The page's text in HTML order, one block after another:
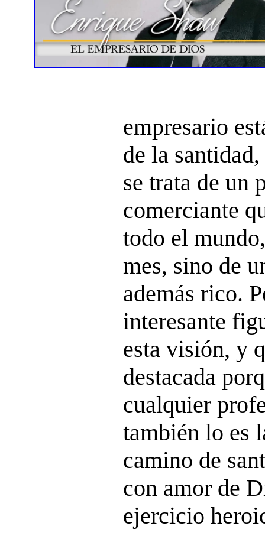
empresario
de la
se trata de un
comerciante
todo el
mes, sino de
además rico.
interesante
esta visión, y
destacada
cualquier
también lo es
camino de
con amor de
ejercicio